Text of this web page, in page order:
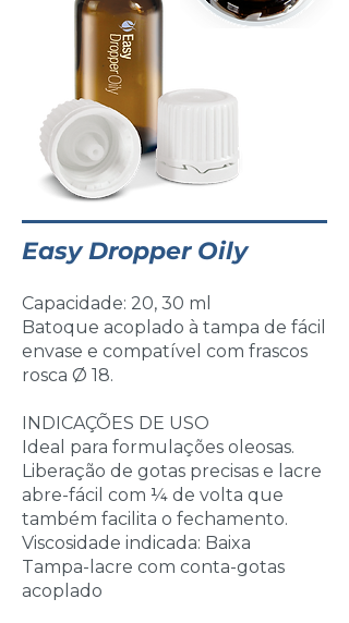
Easy Dropper Oily
Capacidade: 20, 30 ml
Batoque acoplado à tampa de fácil
envase e compatível com frascos
rosca Ø 18.
INDICAÇÕES DE USO
Ideal para formulações oleosas.
Liberação de gotas precisas e lacre
abre-fácil com ¼ de volta que
também facilita o fechamento.
Viscosidade indicada: Baixa
Tampa-lacre com conta-gotas
acoplado